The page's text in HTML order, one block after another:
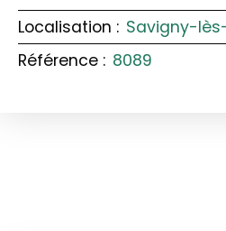
Localisation : Savigny-
Référence : 8089